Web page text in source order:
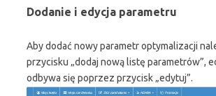
Dodanie i edycja parametru
Aby dodać nowy parametr optymalizacji
przycisku „dodaj nową listę parametrów”,
odbywa się poprzez przycisk „edytuj”.